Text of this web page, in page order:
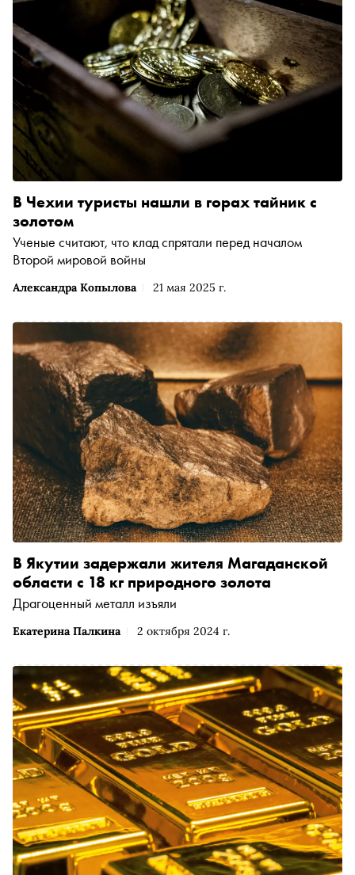
Александра Копылова 21 мая 2025 г.
В Чехии туристы нашли в горах тайник с
золотом
Ученые считают, что клад спрятали перед началом
Второй мировой войны
Екатерина Палкина 2 октября 2024 г.
В Якутии задержали жителя Магаданской
области с 18 кг природного золота
Драгоценный металл изъяли